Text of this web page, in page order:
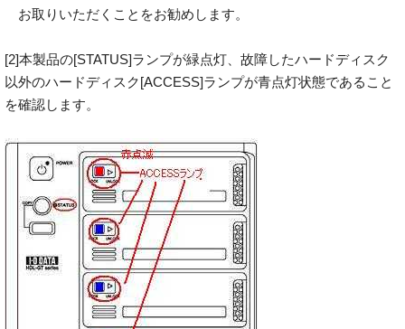
お取りいただくことをお勧めします。
[2]本製品の[STATUS]ランプが緑点灯、故障したハードディスク
以外のハードディスク[ACCESS]ランプが青点灯状態であること
を確認します。